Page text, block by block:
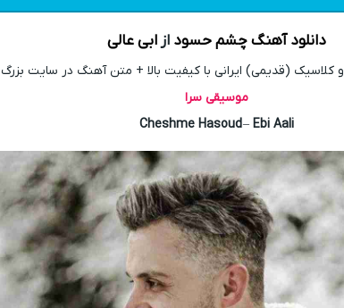
دانلود آهنگ چشم حسود ازابی عالی
(قدیمی) ایرانی با کیفیت بالا + متن آهنگ در سایت بزرگ
موسیقی سرا
Cheshme Hasoud–Ebi Aali